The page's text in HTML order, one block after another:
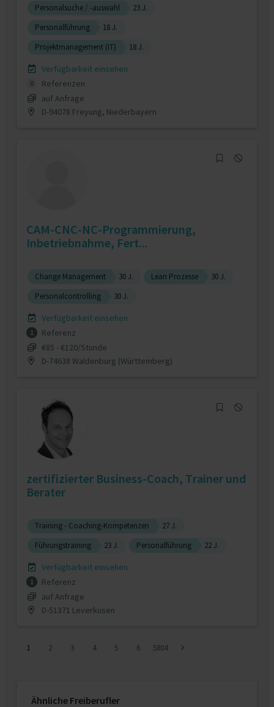
Personalsuche / -auswahl
23 J.
Personalführung
18 J.
Projektmanagement (IT)
18 J.
Verfügbarkeit einsehen
0
Referenzen
auf Anfrage
D-94078 Freyung, Niederbayern
CAM-CNC-NC-Programmierung,
Inbetriebnahme, Fert...
Change Management 30 J. Lean Prozesse
30 J.
Personalcontrolling
30 J.
Verfügbarkeit einsehen
1
Referenz
€85 - €120/Stunde
D-74638 Waldenburg (Württemberg)
zertifizierter Business-Coach, Trainer und
Berater
Training - Coaching-Kompetenzen
27 J.
Führungstraining
23 J. Personalführung 22 J.
Verfügbarkeit einsehen
1
Referenz
auf Anfrage
D-51371 Leverkusen
1 2 3 4 5 6 5804
Ähnliche Freiberufler